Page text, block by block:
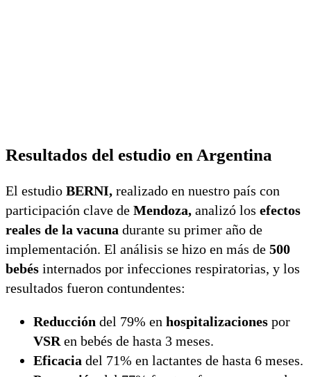
Resultados del estudio en Argentina
El estudio BERNI, realizado en nuestro país con
participación clave de Mendoza, analizó los efectos
reales de la vacuna durante su primer año de
implementación. El análisis se hizo en más de 500
bebés internados por infecciones respiratorias, y los
resultados fueron contundentes:
Reducción del 79% en hospitalizaciones por
VSR en bebés de hasta 3 meses.
Eficacia del 71% en lactantes de hasta 6 meses.